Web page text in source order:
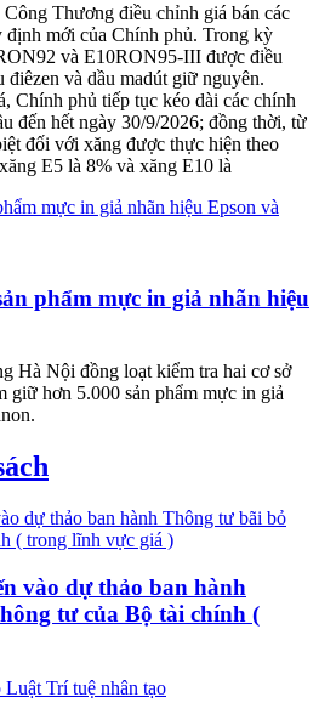
Thương điều chỉnh giá bán các
định mới của Chính phủ. Trong kỳ
và E10RON95-III được điều
và dầu madút giữ nguyên.
Chính phủ tiếp tục kéo dài các chính
đến hết ngày 30/9/2026; đồng thời, từ
đối với xăng được thực hiện theo
E5 là 8% và xăng E10 là
phẩm mực in giả nhãn hiệu
Hà Nội đồng loạt kiểm tra hai cơ sở
giữ hơn 5.000 sản phẩm mực in giả
vào dự thảo ban hành
tư của Bộ tài chính (